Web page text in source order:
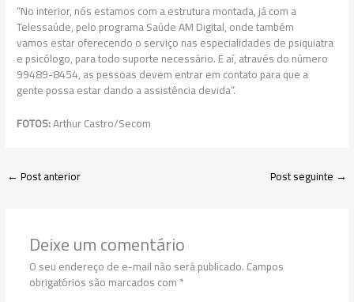
“No interior, nós estamos com a estrutura montada, já com a
Telessaúde, pelo programa Saúde AM Digital, onde também
vamos estar oferecendo o serviço nas especialidades de psiquiatra
e psicólogo, para todo suporte necessário. E aí, através do número
99489-8454, as pessoas devem entrar em contato para que a
gente possa estar dando a assistência devida”.
FOTOS:Arthur Castro/Secom
←Post anterior Post seguinte →
Deixe um comentário
O seu endereço de e-mail não será publicado.Campos
obrigatórios são marcados com*